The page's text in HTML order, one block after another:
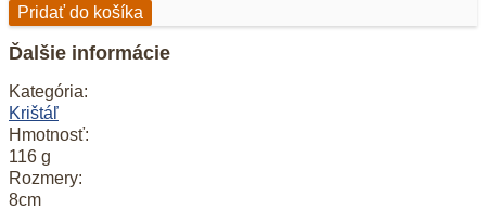
Pridať do košíka
Ďalšie informácie
Kategória:
Krištáľ
Hmotnosť:
116 g
Rozmery:
8cm